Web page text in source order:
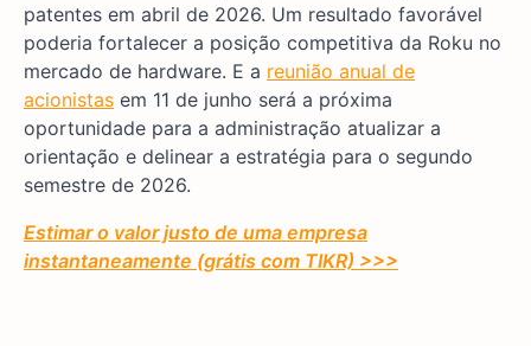
patentes em abril de 2026. Um resultado favorável
poderia fortalecer a posição competitiva da Roku no
mercado de hardware. E a reunião anual de
acionistas em 11 de junho será a próxima
oportunidade para a administração atualizar a
orientação e delinear a estratégia para o segundo
semestre de 2026.
Estimar o valor justo de uma empresa
instantaneamente (grátis com TIKR) >>>